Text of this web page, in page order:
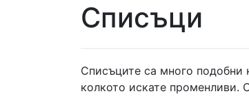
Списъци
Списъците са много подобни
колкото искате променливи.